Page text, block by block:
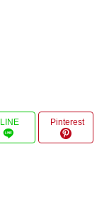
LINE Pinterest